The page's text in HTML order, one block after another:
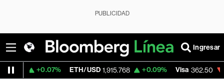
PUBLICIDAD
Ingresar
ETH/USD 1,915.768 +0.09% Visa 362.50 -2.15%